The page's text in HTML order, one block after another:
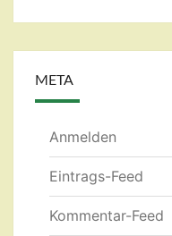
META
Anmelden
Eintrags-Feed
Kommentar-Feed